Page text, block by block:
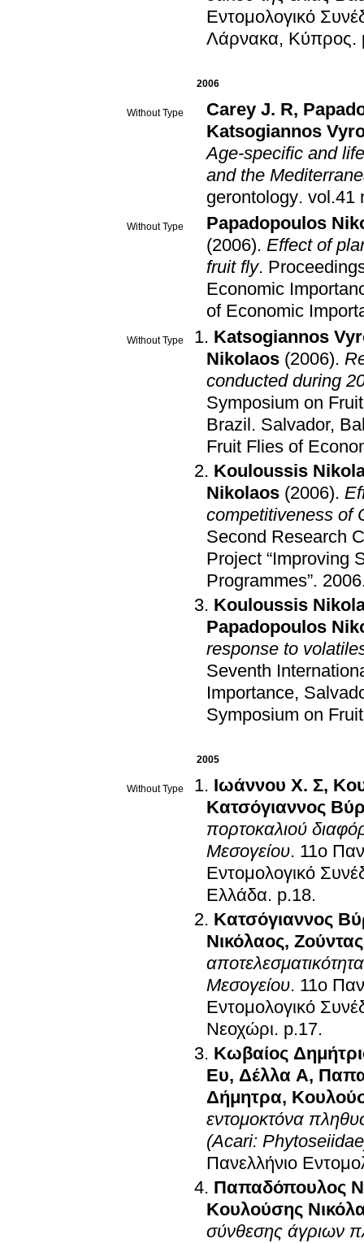
Εντομολογικό
Λάρνακα, Κύπρος.
2006
Without Type Carey J. R,
Katsogiannos
Age-specific and
and the
gerontology.
Without Type
Papadopoulos
(2006). Effect of
fruit fly.
Economic
of Economic
Without Type
Katsogiannos
Nikolaos (2006).
conducted during
Symposium on
Brazil . Salvador,
Fruit Flies of
Kouloussis
Nikolaos (2006).
competitiveness of
Second Research
Project “Improving
Programmes”. 2006
Kouloussis
Papadopoulos
response to
Seventh
Importance,
Symposium on
2005
Without Type Ιωάννου Χ. Σ,
Κατσόγιαννος
πορτοκαλιού
Μεσογείου. 11ο
Εντομολογικό
Ελλάδα. p.18.
Κατσόγιαννος
Νικόλαος,
Μεσογείου. 11ο
Εντομολογικό
Νεοχώρι. p.17.
Κωβαίος
Ευ, Δέλλα Α,
Δήμητρα,
εντομοκτόνα
(Acari:
Πανελλήνιο
Παπαδόπουλος
Κουλούσης
σύνθεσης άγριων